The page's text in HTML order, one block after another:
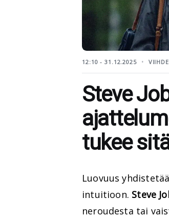
12:10 - 31.12.2025
Steve
tukee
Luovuus
intuitioon. Steve
neroudesta tai